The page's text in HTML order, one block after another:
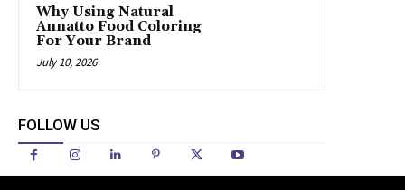
Why Using Natural
Annatto Food Coloring
For Your Brand
July 10, 2026
FOLLOW US